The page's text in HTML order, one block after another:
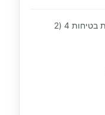
מקומות שינה 4 · מושבים עם חגורות בטיחות 4 (2